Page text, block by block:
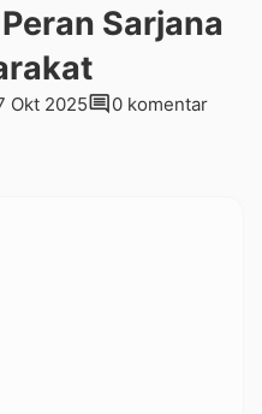
Sarjana
Okt 2025comment0 komentar